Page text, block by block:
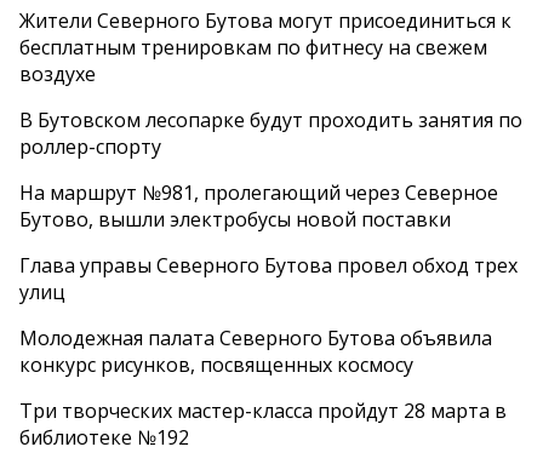
Жители Северного Бутова могут присоединиться к
бесплатным тренировкам по фитнесу на свежем
воздухе
В Бутовском лесопарке будут проходить занятия по
роллер-спорту
На маршрут №981, пролегающий через Северное
Бутово, вышли электробусы новой поставки
Глава управы Северного Бутова провел обход трех
улиц
Молодежная палата Северного Бутова объявила
конкурс рисунков, посвященных космосу
Три творческих мастер-класса пройдут 28 марта в
библиотеке №192